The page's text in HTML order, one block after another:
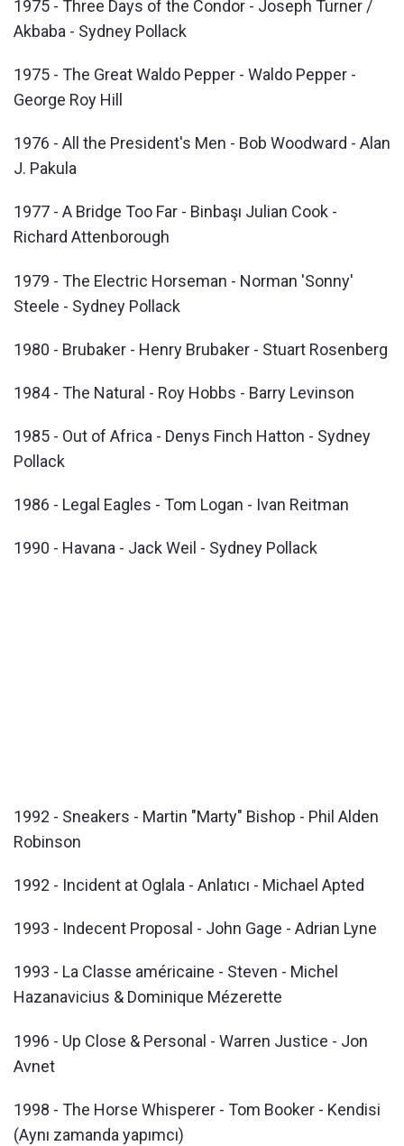
1975 - Three Days of the Condor - Joseph Turner /
Akbaba - Sydney Pollack
1975 - The Great Waldo Pepper - Waldo Pepper -
George Roy Hill
1976 - All the President's Men - Bob Woodward - Alan
J. Pakula
1977 - A Bridge Too Far - Binbaşı Julian Cook -
Richard Attenborough
1979 - The Electric Horseman - Norman 'Sonny'
Steele - Sydney Pollack
1980 - Brubaker - Henry Brubaker - Stuart Rosenberg
1984 - The Natural - Roy Hobbs - Barry Levinson
1985 - Out of Africa - Denys Finch Hatton - Sydney
Pollack
1986 - Legal Eagles - Tom Logan - Ivan Reitman
1990 - Havana - Jack Weil - Sydney Pollack
1992 - Sneakers - Martin "Marty" Bishop - Phil Alden
Robinson
1992 - Incident at Oglala - Anlatıcı - Michael Apted
1993 - Indecent Proposal - John Gage - Adrian Lyne
1993 - La Classe américaine - Steven - Michel
Hazanavicius & Dominique Mézerette
1996 - Up Close & Personal - Warren Justice - Jon
Avnet
1998 - The Horse Whisperer - Tom Booker - Kendisi
(Aynı zamanda yapımcı)